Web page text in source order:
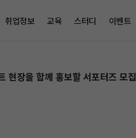
취업정보 교육 스터디 이벤트
현장을 함께 홍보할 서포터즈 모집